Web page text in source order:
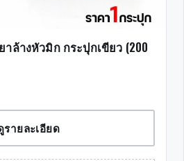
ยาล้างหัวมิก กระปุกเขียว (200
รายละเอียด